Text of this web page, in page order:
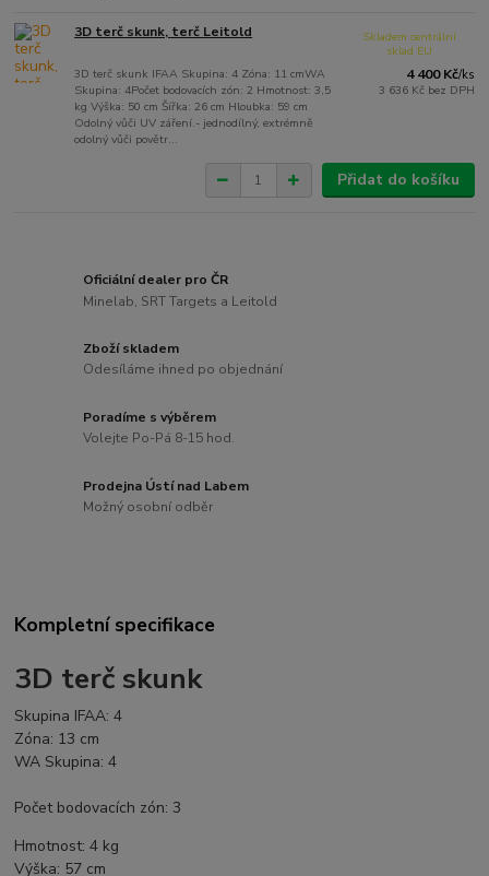
3D terč skunk, terč Leitold
3D terč skunk IFAA Skupina: 4 Zóna: 11 cmWA
Skupina: 4Počet bodovacích zón: 2 Hmotnost: 3,5
kg Výška: 50 cm Šířka: 26 cm Hloubka: 59 cm
Odolný vůči UV záření.- jednodílný, extrémně
odolný vůči povětr...
4 400 Kč/ks
3 636 Kč bez DPH
Skladem centrální
sklad EU
Přidat do košíku
Oficiální dealer pro ČR
Minelab, SRT Targets a Leitold
Zboží skladem
Odesíláme ihned po objednání
Poradíme s výběrem
Volejte Po-Pá 8-15 hod.
Prodejna Ústí nad Labem
Možný osobní odběr
Kompletní specifikace
3D terč skunk
Skupina IFAA: 4
Zóna: 13 cm
WA Skupina: 4
Počet bodovacích zón: 3
Hmotnost: 4 kg
Výška: 57 cm